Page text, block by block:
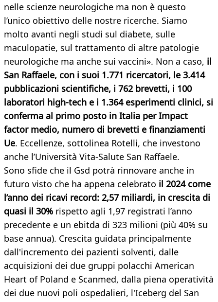
nelle scienze neurologiche ma non è questo
l’unico obiettivo delle nostre ricerche. Siamo
molto avanti negli studi sul diabete, sulle
maculopatie, sul trattamento di altre patologie
neurologiche ma anche sui vaccini». Non a caso, il
San Raffaele, con i suoi 1.771 ricercatori, le 3.414
pubblicazioni scientifiche, i 762 brevetti, i 100
laboratori high-tech e i 1.364 esperimenti clinici, si
conferma al primo posto in Italia per Impact
factor medio, numero di brevetti e finanziamenti
Ue. Eccellenze, sottolinea Rotelli, che investono
anche l’Università Vita-Salute San Raffaele.
Sono sfide che il Gsd potrà rinnovare anche in
futuro visto che ha appena celebrato il 2024 come
l’anno dei ricavi record: 2,57 miliardi, in crescita di
quasi il 30% rispetto agli 1,97 registrati l’anno
precedente e un ebitda di 323 milioni (più 40% su
base annua). Crescita guidata principalmente
dall'incremento dei pazienti solventi, dalle
acquisizioni dei due gruppi polacchi American
Heart of Poland e Scanmed, dalla piena operatività
dei due nuovi poli ospedalieri, l'Iceberg del San